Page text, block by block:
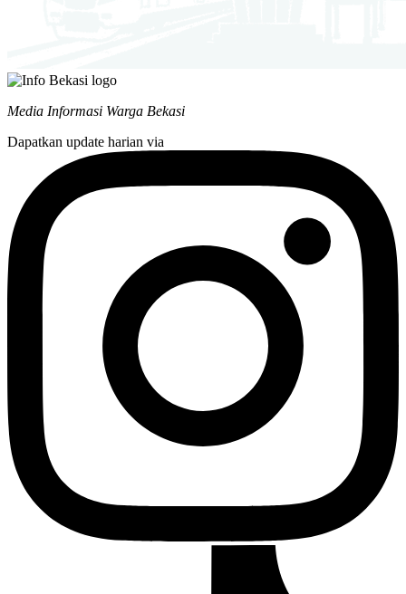
Media Informasi Warga Bekasi
Dapatkan update harian via